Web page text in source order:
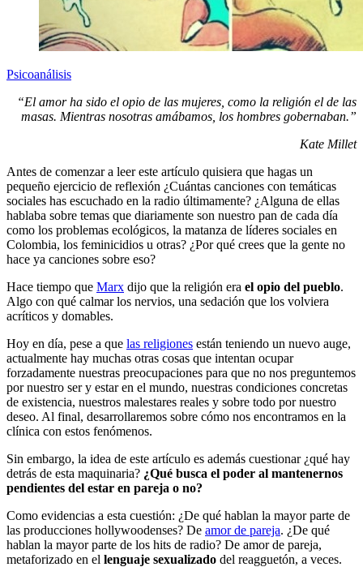
Psicoanálisis
“El amor ha sido el opio de las mujeres, como la religión el de las
masas. Mientras nosotras amábamos, los hombres gobernaban.”
Kate Millet
Antes de comenzar a leer este artículo quisiera que hagas un
pequeño ejercicio de reflexión ¿Cuántas canciones con temáticas
sociales has escuchado en la radio últimamente? ¿Alguna de ellas
hablaba sobre temas que diariamente son nuestro pan de cada día
como los problemas ecológicos, la matanza de líderes sociales en
Colombia, los feminicidios u otras? ¿Por qué crees que la gente no
hace ya canciones sobre eso?
Hace tiempo que Marx dijo que la religión era el opio del pueblo.
Algo con qué calmar los nervios, una sedación que los volviera
acríticos y domables.
Hoy en día, pese a que las religiones están teniendo un nuevo auge,
actualmente hay muchas otras cosas que intentan ocupar
forzadamente nuestras preocupaciones para que no nos preguntemos
por nuestro ser y estar en el mundo, nuestras condiciones concretas
de existencia, nuestros malestares reales y sobre todo por nuestro
deseo. Al final, desarrollaremos sobre cómo nos encontramos en la
clínica con estos fenómenos.
Sin embargo, la idea de este artículo es además cuestionar ¿qué hay
detrás de esta maquinaria? ¿Qué busca el poder al mantenernos
pendientes del estar en pareja o no?
Como evidencias a esta cuestión: ¿De qué hablan la mayor parte de
las producciones hollywoodenses? De amor de pareja. ¿De qué
hablan la mayor parte de los hits de radio? De amor de pareja,
metaforizado en el lenguaje sexualizado del reagguetón, a veces.